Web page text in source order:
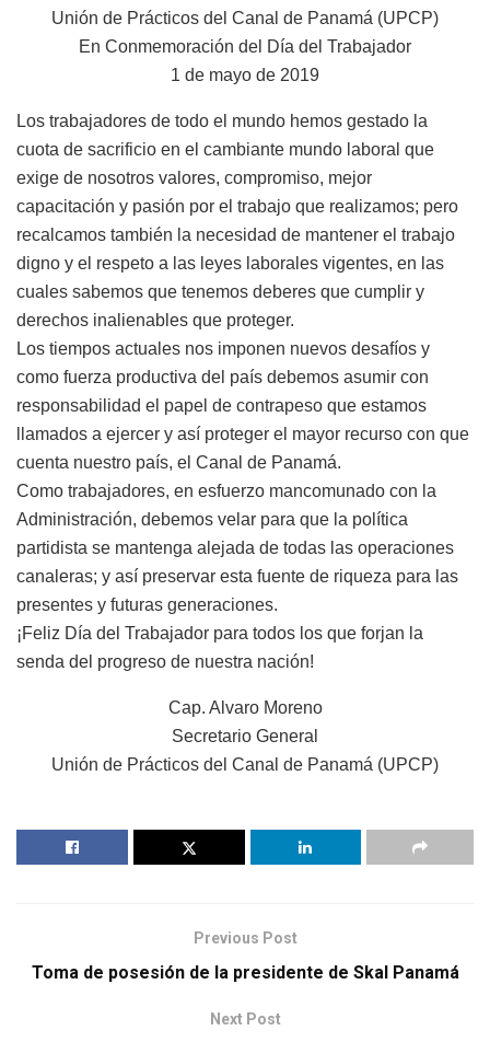
Unión de Prácticos del Canal de Panamá (UPCP)
En Conmemoración del Día del Trabajador
1 de mayo de 2019
Los trabajadores de todo el mundo hemos gestado la
cuota de sacrificio en el cambiante mundo laboral que
exige de nosotros valores, compromiso, mejor
capacitación y pasión por el trabajo que realizamos; pero
recalcamos también la necesidad de mantener el trabajo
digno y el respeto a las leyes laborales vigentes, en las
cuales sabemos que tenemos deberes que cumplir y
derechos inalienables que proteger.
Los tiempos actuales nos imponen nuevos desafíos y
como fuerza productiva del país debemos asumir con
responsabilidad el papel de contrapeso que estamos
llamados a ejercer y así proteger el mayor recurso con que
cuenta nuestro país, el Canal de Panamá.
Como trabajadores, en esfuerzo mancomunado con la
Administración, debemos velar para que la política
partidista se mantenga alejada de todas las operaciones
canaleras; y así preservar esta fuente de riqueza para las
presentes y futuras generaciones.
¡Feliz Día del Trabajador para todos los que forjan la
senda del progreso de nuestra nación!
Cap. Alvaro Moreno
Secretario General
Unión de Prácticos del Canal de Panamá (UPCP)
Previous Post
Toma de posesión de la presidente de Skal Panamá
Next Post